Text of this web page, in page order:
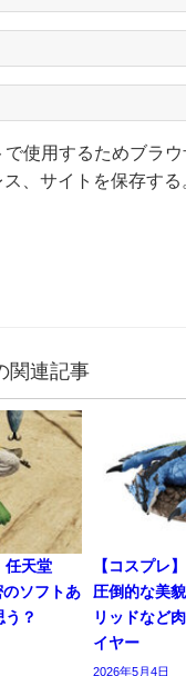
で使用するためブラ
、サイトを保存する
関連記事
任天堂
のソフトあ
？
【コスプレ
圧倒的な美
リッドなど
イヤー
2026年5月4日